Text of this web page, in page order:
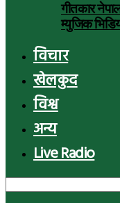
गीतकार
म्युजिक
विचार
खेलकुद
विश्व
अन्य
Live Radio